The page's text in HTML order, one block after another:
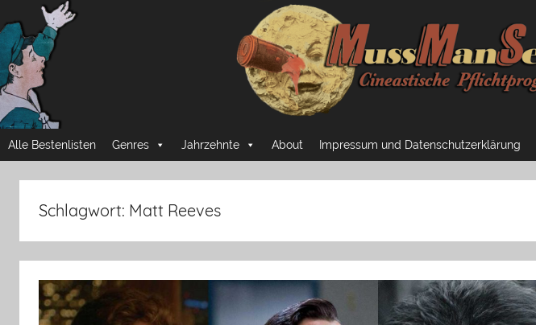
Inhalt
springen
Mussmansehen
Cineastische
Pflichtprogramme
Alle Bestenlisten Genres Jahrzehnte About Impressum und Datenschutzerklärung
Schlagwort: Matt Reeves